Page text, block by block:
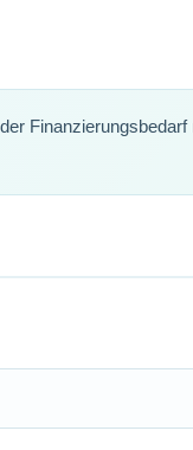
Finanzierungsbedarf